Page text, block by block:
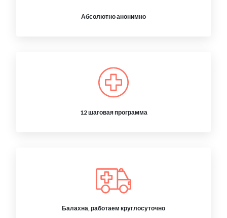
Абсолютно анонимно
12 шаговая программа
Балахна, работаем круглосуточно